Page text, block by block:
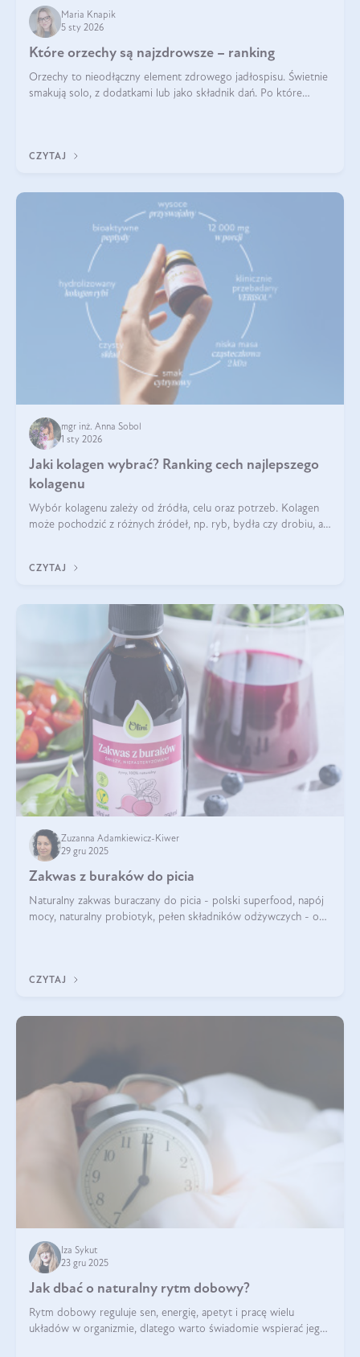
Maria Knapik
5 sty 2026
Które orzechy są najzdrowsze – ranking
Orzechy to nieodłączny element zdrowego jadłospisu. Świetnie
smakują solo, z dodatkami lub jako składnik dań. Po które
CZYTAJ
mgr inż. Anna Sobol
1 sty 2026
Jaki kolagen wybrać? Ranking cech najlepszego
kolagenu
Wybór kolagenu zależy od źródła, celu oraz potrzeb. Kolagen
może pochodzić z różnych źródeł, np. ryb, bydła czy drobiu, a
bydlęcy.
CZYTAJ
Zuzanna Adamkiewicz-Kiwer
29 gru 2025
Zakwas z buraków do picia
Naturalny zakwas buraczany do picia - polski superfood, napój
mocy, naturalny probiotyk, pełen składników odżywczych - o
CZYTAJ
Iza Sykut
23 gru 2025
Jak dbać o naturalny rytm dobowy?
Rytm dobowy reguluje sen, energię, apetyt i pracę wielu
układów w organizmie, dlatego warto świadomie wspierać jego